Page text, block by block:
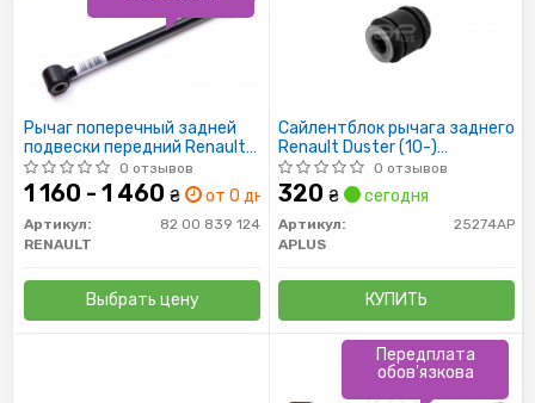
Рычаг поперечный задней
подвески передний Renault
Duster 4x4
0 отзывов
1 160 - 1 460 ₴ от 0 дн.
Артикул:
82 00 839 124
RENAULT
Выбрать цену
Сайлентблок рычага заднего
Renault Duster (10-)
(25274AP) APPLUS
0 отзывов
320 ₴ сегодня
Артикул:
25274AP
APLUS
КУПИТЬ
Передплата
обов'язкова